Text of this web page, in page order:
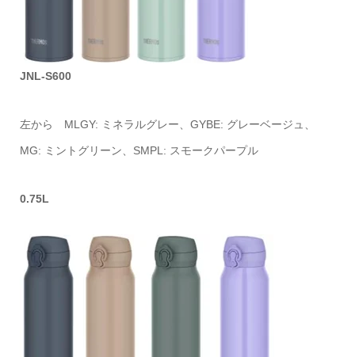
JNL-S600
左から MLGY: ミネラルグレー、GYBE: グレーベージュ、
MG: ミントグリーン、SMPL: スモークパープル
0.75L